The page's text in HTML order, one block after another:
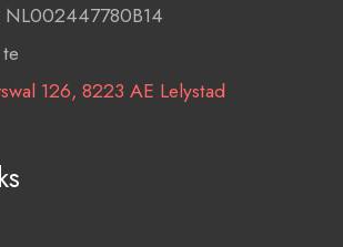
126, 8223 AE Lelystad